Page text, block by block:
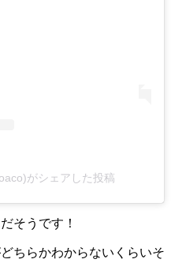
がシェアした投稿
そうです！
ちらかわからないくらいそ